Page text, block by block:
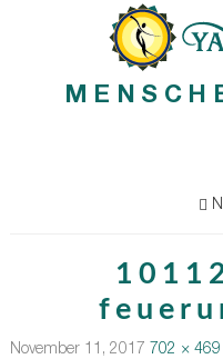
November 11, 2017 702 × 469